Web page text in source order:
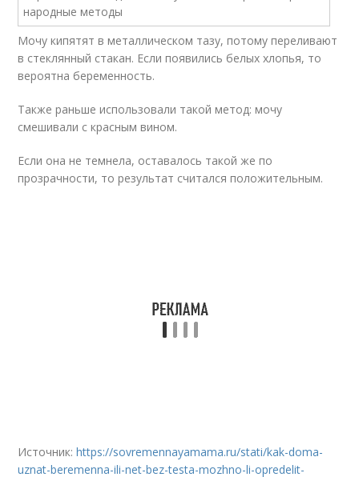
Мочу кипятят в металлическом тазу, потому переливают
в стеклянный стакан. Если появились белых хлопья, то
вероятна беременность.
Также раньше использовали такой метод: мочу
смешивали с красным вином.
Если она не темнела, оставалось такой же по
прозрачности, то результат считался положительным.
Источник:https://sovremennayamama.ru/stati/kak-doma-
uznat-beremenna-ili-net-bez-testa-mozhno-li-opredelit-